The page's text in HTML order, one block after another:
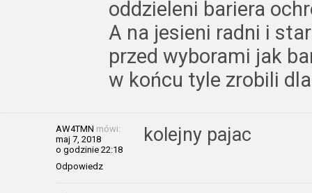
oddzieleni bariera
A na jesieni radni i
przed wyborami jak
w końcu tyle zrobili
AW4TMN mówi:
maj 7, 2018
o godzinie 22:18
Odpowiedz
kolejny pajac